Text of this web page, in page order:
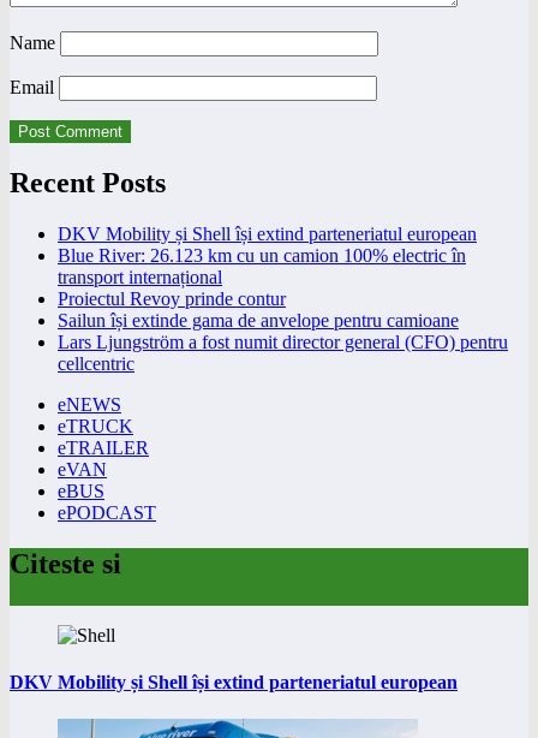
Name
Email
Recent Posts
DKV Mobility și Shell își extind parteneriatul european
Blue River: 26.123 km cu un camion 100% electric în
transport internațional
Proiectul Revoy prinde contur
Sailun își extinde gama de anvelope pentru camioane
Lars Ljungström a fost numit director general (CFO) pentru
cellcentric
eNEWS
eTRUCK
eTRAILER
eVAN
eBUS
ePODCAST
Citeste si
DKV Mobility și Shell își extind parteneriatul european